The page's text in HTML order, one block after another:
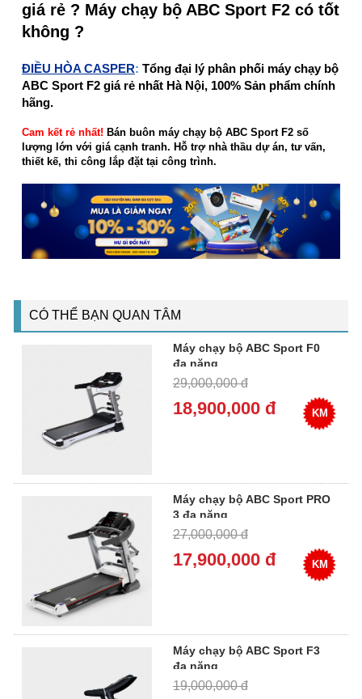
giá rẻ ? Máy chạy bộ ABC Sport F2 có tốt
không ?
ĐIỀU HÒA CASPER: Tổng đại lý phân phối máy chạy bộ
ABC Sport F2 giá rẻ nhất Hà Nội, 100% Sản phẩm chính
hãng.
Cam kết rẻ nhất! Bán buôn máy chạy bộ ABC Sport F2 số
lượng lớn với giá cạnh tranh. Hỗ trợ nhà thầu dự án, tư vấn,
thiết kế, thi công lắp đặt tại công trình.
CÓ THỂ BẠN QUAN TÂM
Máy chạy bộ ABC Sport F0
đa năng
29,000,000 đ
18,900,000 đ KM
Máy chạy bộ ABC Sport PRO
3 đa năng
27,000,000 đ
17,900,000 đ KM
Máy chạy bộ ABC Sport F3
đa năng
19,000,000 đ